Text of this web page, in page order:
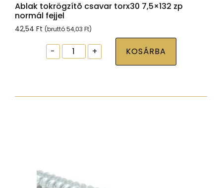
Ablak tokrögzítõ csavar torx30 7,5×132 zp
normál fejjel
42,54 Ft (bruttó54,03 Ft)
-
Ablak
tokrögzítõ
7,5x132
+ KOSÁRBA